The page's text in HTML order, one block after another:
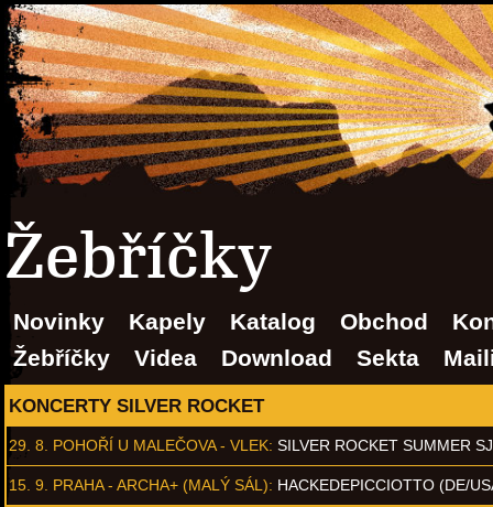
Žebříčky
Novinky Kapely Katalog Obchod
Žebříčky
Videa Download Sekta
KONCERTY SILVER ROCKET
29. 8. POHOŘÍ U MALEČOVA - VLEK: SILVER ROCKET SUMMER
15. 9. PRAHA - ARCHA+ (MALÝ SÁL): HACKEDEPICCIOTTO (DE/